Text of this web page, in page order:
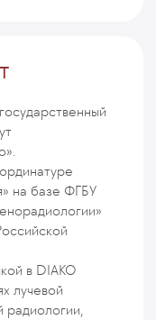
на базе ФГБУ
в DIAKO
лучевой
радиологии,